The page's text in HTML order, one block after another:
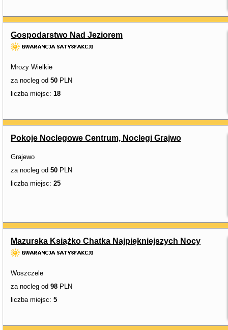
Gospodarstwo Nad Jeziorem
Mrozy Wielkie
za nocleg od 50 PLN
liczba miejsc: 18
Pokoje Noclegowe Centrum, Noclegi Grajwo
Grajewo
za nocleg od 50 PLN
liczba miejsc: 25
Mazurska Książko Chatka Najpiękniejszych Nocy
Woszczele
za nocleg od 98 PLN
liczba miejsc: 5